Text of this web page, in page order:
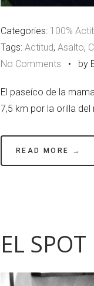
Categories: 100%
Tags: Actitud, Asalto,
No Comments • by
El paseíco de la
7,5 km por la orilla del
READ MORE →
EL